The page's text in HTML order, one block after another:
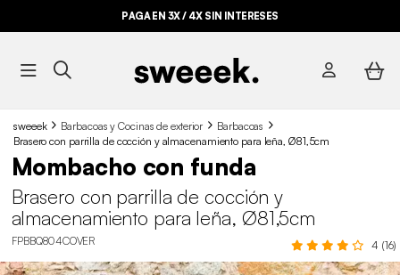
PAGA EN 3X / 4X SIN INTERESES
sweeek Barbacoas y Cocinas de exterior
Barbacoas
Brasero con parrilla de cocción y almacenamiento para leña, Ø81,5cm
Mombacho con funda
Brasero con parrilla de cocción y
almacenamiento para leña, Ø81,5cm
FPBBQ804COVER 4 (16)